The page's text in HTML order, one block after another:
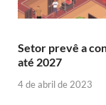
Setor prevê a
até 2027
4 de abril de 2023